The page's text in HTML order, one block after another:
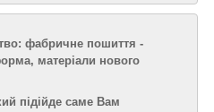
фабричне пошиття -
матеріали нового
підійде саме Вам